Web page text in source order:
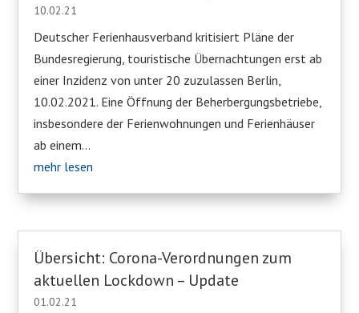
10.02.21
Deutscher Ferienhausverband kritisiert Pläne der
Bundesregierung, touristische Übernachtungen erst ab
einer Inzidenz von unter 20 zuzulassen Berlin,
10.02.2021. Eine Öffnung der Beherbergungsbetriebe,
insbesondere der Ferienwohnungen und Ferienhäuser
ab einem...
mehr lesen
Übersicht: Corona-Verordnungen zum
aktuellen Lockdown – Update
01.02.21